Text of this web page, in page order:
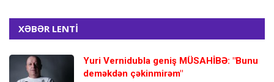
XƏBƏR LENTİ
Yuri Vernidubla geniş MÜSAHİBƏ: "Bunu
deməkdən çəkinmirəm"